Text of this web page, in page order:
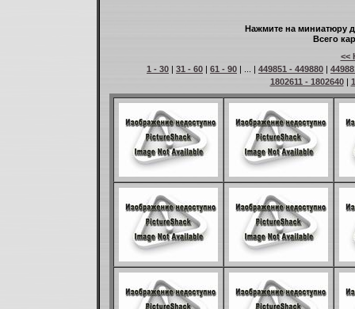
Нажмите на миниатюру
Всего
<<
1 - 30 | 31 - 60 | 61 - 90 | ... | 449851 - 449880 |
1802611 - 1802640|